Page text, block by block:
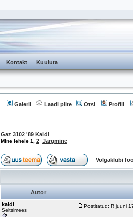
Kontakt Kuuluta
Galerii Laadi pilte Otsi Profiil
Gaz 3102 '89 Kaldi
Mine lehele 1 2 Järgmine
Volgaklubi
Autor
kaldi
Seltsimees
Postitatud: R juuni